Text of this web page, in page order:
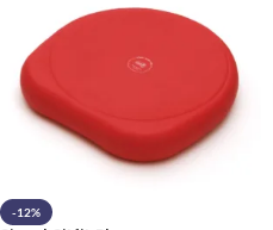
-12%